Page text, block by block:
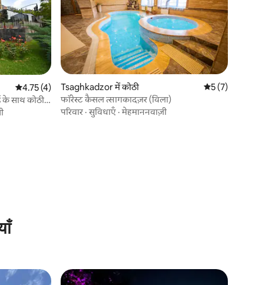
औसत रेटिंग 5 में से 4.75, 4 समीक्षाएँ
4.75 (4)
के साथ कोठी
Tsaghkadzor में कोठी औसत रेटिंग 5 में से 5,
5 (7)
फॉरेस्ट कैसल त्सागकादज़र (विला)
परिवार ·सुविधाएँ ·मेहमाननवाज़ी